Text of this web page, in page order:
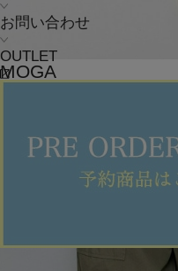
お問い合わせ
OUTLET
MOGA